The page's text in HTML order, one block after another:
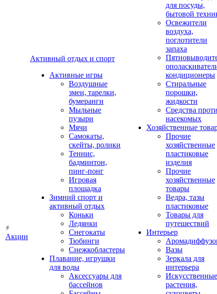
Акции
Активный отдых и спорт
Активные игры
Воздушные
змеи, тарелки,
бумеранги
Мыльные
пузыри
Мячи
Самокаты,
скейты, ролики
Теннис,
бадминтон,
пинг-понг
Игровая
площадка
Зимний спорт и
активный отдых
Коньки
Ледянки
Снегокаты
Тюбинги
Снежкобластеры
Плавание, игрушки
для воды
Аксессуары для
бассейнов
для посуды,
бытовой
Освежители
воздуха,
поглотители
запаха
кондиционеры
Стиральные
порошки,
жидкости
Средства
насекомых
Хозяйственные
Прочие
хозяйственные
пластиковые
изделия
Прочие
хозяйственные
товары
Ведра, тазы
пластиковые
Товары для
путешествий
Интерьер
Вазы
Зеркала для
интерьера
Искусственные
растения,